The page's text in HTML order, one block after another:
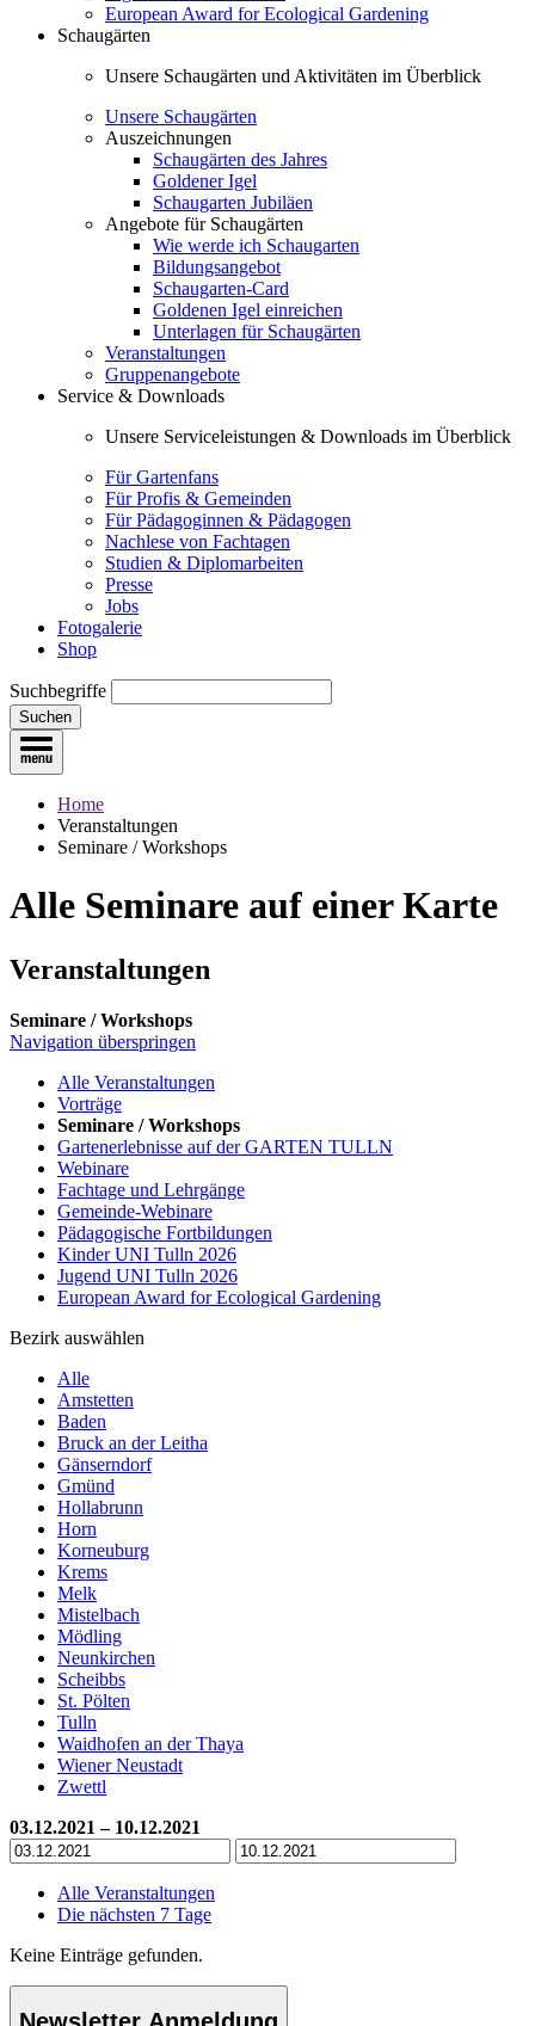
European Award for Ecological Gardening
Schaugärten
Unsere Schaugärten und Aktivitäten im Überblick
Unsere Schaugärten
Auszeichnungen
Schaugärten des Jahres
Goldener Igel
Schaugarten Jubiläen
Angebote für Schaugärten
Wie werde ich Schaugarten
Bildungsangebot
Schaugarten-Card
Goldenen Igel einreichen
Unterlagen für Schaugärten
Veranstaltungen
Gruppenangebote
Service & Downloads
Unsere Serviceleistungen & Downloads im Überblick
Für Gartenfans
Für Profis & Gemeinden
Für Pädagoginnen & Pädagogen
Nachlese von Fachtagen
Studien & Diplomarbeiten
Presse
Jobs
Fotogalerie
Shop
Suchbegriffe
Suchen
Home
Veranstaltungen
Seminare / Workshops
Alle Seminare auf einer Karte
Veranstaltungen
Seminare / Workshops
Navigation überspringen
Alle Veranstaltungen
Vorträge
Seminare / Workshops
Gartenerlebnisse auf der GARTEN TULLN
Webinare
Fachtage und Lehrgänge
Gemeinde-Webinare
Pädagogische Fortbildungen
Kinder UNI Tulln 2026
Jugend UNI Tulln 2026
European Award for Ecological Gardening
Bezirk auswählen
Alle
Amstetten
Baden
Bruck an der Leitha
Gänserndorf
Gmünd
Hollabrunn
Horn
Korneuburg
Krems
Melk
Mistelbach
Mödling
Neunkirchen
Scheibbs
St. Pölten
Tulln
Waidhofen an der Thaya
Wiener Neustadt
Zwettl
03.12.2021 – 10.12.2021
Alle Veranstaltungen
Die nächsten 7 Tage
Keine Einträge gefunden.